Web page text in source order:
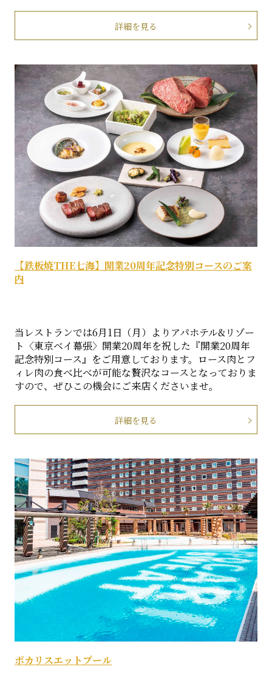
詳細を見る
【鉄板焼THE七海】開業20周年記念特別コースのご案
内
当レストランでは6月1日（月）よりアパホテル&リゾー
ト〈東京ベイ幕張〉開業20周年を祝した『開業20周年
記念特別コース』をご用意しております。ロース肉とフ
ィレ肉の食べ比べが可能な贅沢なコースとなっておりま
すので、ぜひこの機会にご来店くださいませ。
詳細を見る
ポカリスエットプール